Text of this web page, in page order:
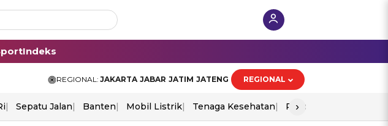
Indeks
REGIONAL: JAKARTA JABAR JATIM JATENG REGIONAL
Sepatu Jalan Banten Mobil Listrik Tenaga Kesehatan Piala Aff 2026
›